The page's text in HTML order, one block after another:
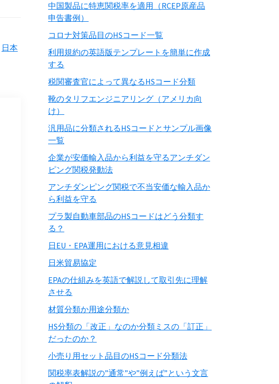
日本
中国製品に特恵関税率を適用（RCEP原産品
申告書例）
コロナ対策品目のHSコード一覧
利用規約の英語版テンプレートを簡単に作成
する
税関審査官によって異なるHSコード分類
靴のタリフエンジニアリング（アメリカ向
け）
汎用品に分類されるHSコードとサンプル画像
一覧
企業が安価輸入品から利益を守るアンチダン
ピング関税発動法
アンチダンピング関税で不当安価な輸入品か
ら利益を守る
プラ製自動車部品のHSコードはどう分類す
る？
日EU・EPA運用における意見相違
日米貿易協定
EPAの仕組みを英語で解説して取引先に理解
させる
材質分類か用途分類か
HS分類の「改正」なのか分類ミスの「訂正」
だったのか？
小売り用セット品目のHSコード分類法
関税率表解説の”通常”や”例えば”という文言